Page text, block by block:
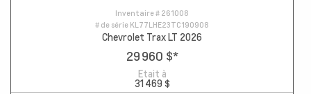
Inventaire # 261008
# de série KL77LHE23TC190908
Chevrolet Trax LT 2026
29 960 $*
Etait à
31 469 $